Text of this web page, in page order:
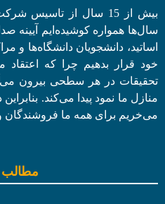
بیش از 15 سال از
سال‌ها همواره کوشیده‌ایم آیینه
اساتید، دانشجویان دانشگاه‌ها و
خود قرار بدهیم چرا که
تحقیقات در هر سطحی بیرون
منازل ما نمود پیدا می‌کند.
می‌خریم برای همه ما فروشندگان